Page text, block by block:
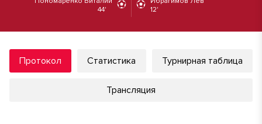
44'
12'
Протокол Статистика Турнирная таблица
Трансляция